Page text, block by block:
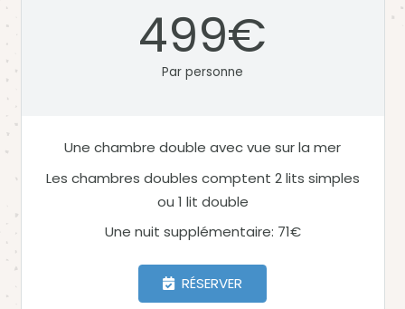
499€
Par personne
Une chambre double avec vue sur la mer
Les chambres doubles comptent 2 lits simples
ou 1 lit double
Une nuit supplémentaire: 71€
RÉSERVER